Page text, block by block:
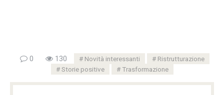
0 130 Novità interessanti
Ristrutturazione
Storie positive
Trasformazione